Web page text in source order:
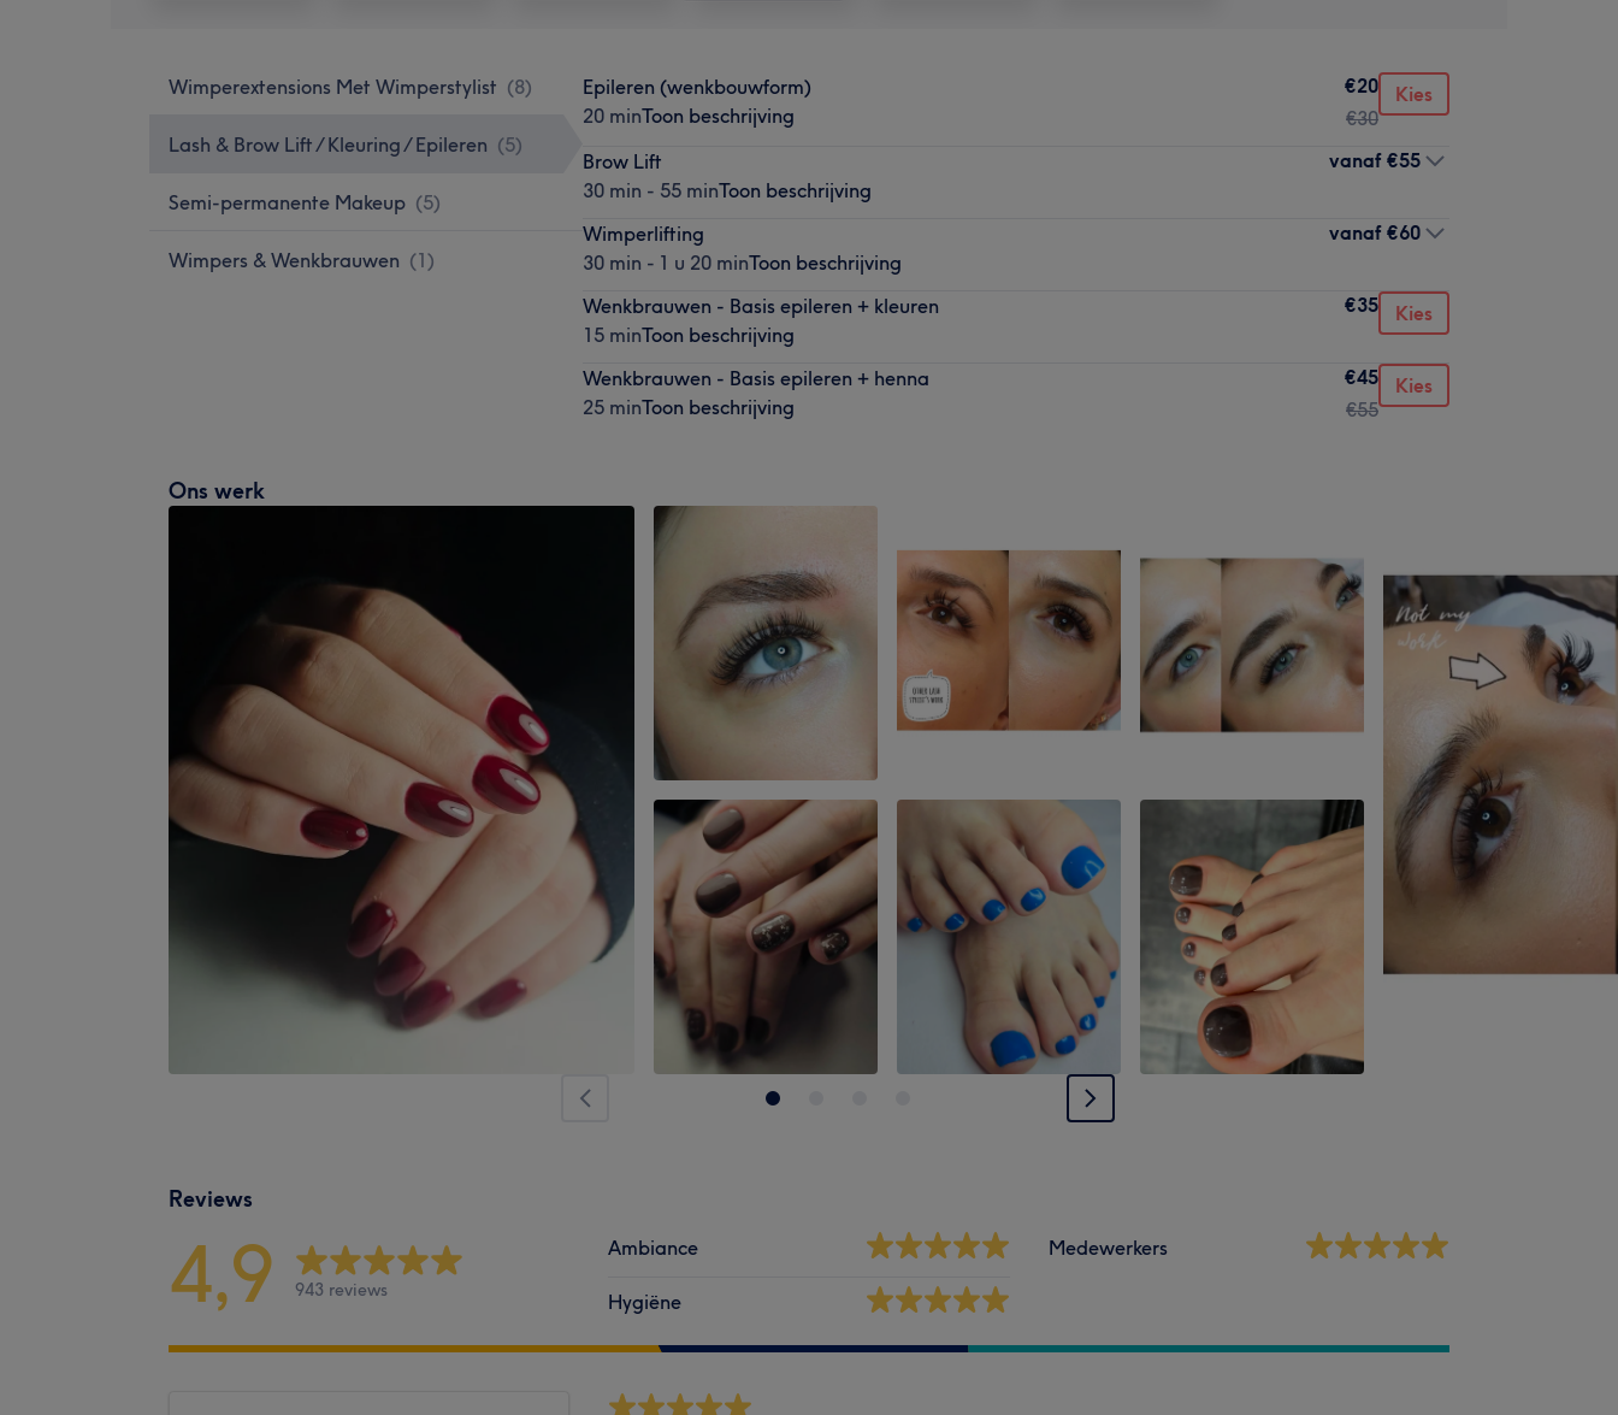
Wimperextensions Met Wimperstylist (8)
Lash & Brow Lift / Kleuring / Epileren (5)
Semi-permanente Makeup (5)
Wimpers & Wenkbrauwen (1)
Epileren (wenkbouwform)
20 minToon beschrijving
€20
€30
Kies
Brow Lift
30 min - 55 minToon beschrijving
vanaf €55
Wimperlifting
30 min - 1 u 20 minToon beschrijving
vanaf €60
Wenkbrauwen - Basis epileren + kleuren
15 minToon beschrijving
€35 Kies
Wenkbrauwen - Basis epileren + henna
25 minToon beschrijving
€45
€55
Kies
Ons werk
Reviews
4,9 943 reviews
Ambiance
Hygiëne
Medewerkers